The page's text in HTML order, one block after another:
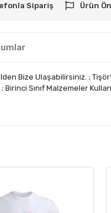
Sipariş Ürün
Bize Ulaşabilirsiniz. ;
; Birinci Sınıf Malzemeler